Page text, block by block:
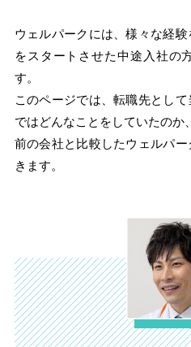
ウェルパークには、様々な経
をスタートさせた中途入社の
す。
このページでは、転職先とし
ではどんなことをしていたのか、
前の会社と比較したウェルパ
きます。